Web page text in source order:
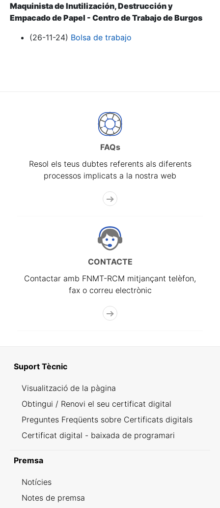
Mostra/Amaga
Maquinista de Inutilización, Destrucción y
Empacado de Papel - Centro de Trabajo de Burgos
(26-11-24) Bolsa de trabajo
FAQs
Resol els teus dubtes referents als diferents
processos implicats a la nostra web
CONTACTE
Contactar amb FNMT-RCM mitjançant telèfon,
fax o correu electrònic
Suport Tècnic
Visualització de la pàgina
Obtingui / Renovi el seu certificat digital
Preguntes Freqüents sobre Certificats digitals
Certificat digital - baixada de programari
Premsa
Notícies
Notes de premsa